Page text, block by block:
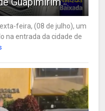
feira, (08 de julho), um
na entrada da cidade de